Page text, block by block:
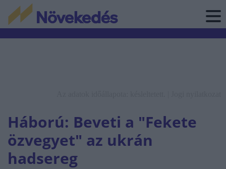
Háború: Beveti a "Fekete
özvegyet" az ukrán
hadsereg